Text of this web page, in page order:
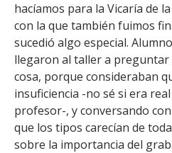
hacíamos para la Vicaría de
con la que también fuimos
sucedió algo especial.
llegaron al taller a preguntar
cosa, porque consideraban
insuficiencia -no sé si era
profesor-, y conversando
que los tipos carecían de
sobre la importancia del